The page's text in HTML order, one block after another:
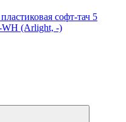
софт-тач 5
WH (Arlight, -)